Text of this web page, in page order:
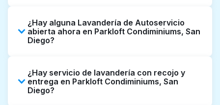
¿Hay alguna Lavandería de Autoservicio
abierta ahora en Parkloft Condiminiums, San
Diego?
Parkloft Condiminiums tienen horarios
extendidos, pero no todas abren hasta tarde
o 24/7. Revisar listados o mapas en línea
¿Hay servicio de lavandería con recojo y
entrega en Parkloft Condiminiums, San
Diego?